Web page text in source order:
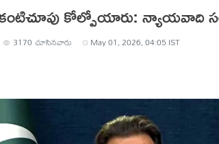
కోల్పోయారు: న్యాయవాది
3170 చూసినవారు May 01, 2026, 04:05 IST